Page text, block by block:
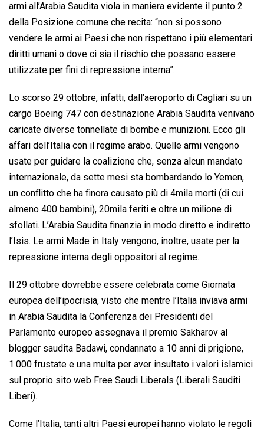
armi all’Arabia Saudita viola in maniera evidente il punto 2
della Posizione comune che recita: “non si possono
vendere le armi ai Paesi che non rispettano i più elementari
diritti umani o dove ci sia il rischio che possano essere
utilizzate per fini di repressione interna”.
Lo scorso 29 ottobre, infatti, dall’aeroporto di Cagliari su un
cargo Boeing 747 con destinazione Arabia Saudita venivano
caricate diverse tonnellate di bombe e munizioni. Ecco gli
affari dell’Italia con il regime arabo. Quelle armi vengono
usate per guidare la coalizione che, senza alcun mandato
internazionale, da sette mesi sta bombardando lo Yemen,
un conflitto che ha finora causato più di 4mila morti (di cui
almeno 400 bambini), 20mila feriti e oltre un milione di
sfollati. L’Arabia Saudita finanzia in modo diretto e indiretto
l’Isis. Le armi Made in Italy vengono, inoltre, usate per la
repressione interna degli oppositori al regime.
Il 29 ottobre dovrebbe essere celebrata come Giornata
europea dell’ipocrisia, visto che mentre l’Italia inviava armi
in Arabia Saudita la Conferenza dei Presidenti del
Parlamento europeo assegnava il premio Sakharov al
blogger saudita Badawi, condannato a 10 anni di prigione,
1.000 frustate e una multa per aver insultato i valori islamici
sul proprio sito web Free Saudi Liberals (Liberali Sauditi
Liberi).
Come l’Italia, tanti altri Paesi europei hanno violato le regoli